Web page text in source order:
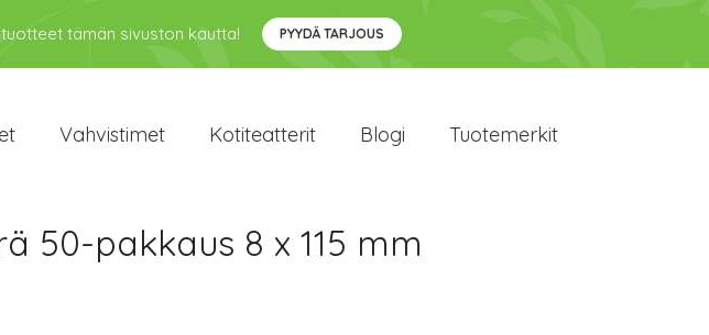
tämän sivuston kautta! PYYDÄ TARJOUS
Vahvistimet Kotiteatterit Blogi Tuotemerkit
50-pakkaus 8 x 115 mm